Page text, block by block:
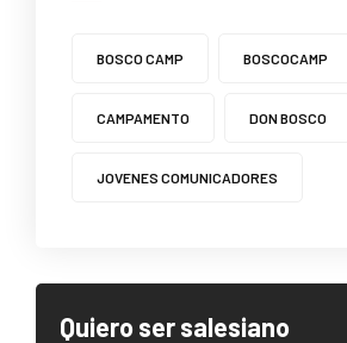
BOSCO CAMP BOSCOCAMP
CAMPAMENTO DON BOSCO
JOVENES COMUNICADORES
Quiero ser salesiano